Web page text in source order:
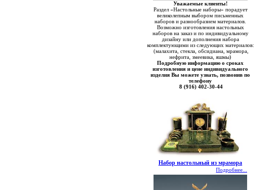
Уважаемые клиенты!
Раздел «Настольные наборы» порадует
великолепным выбором письменных
наборов и разнообразием материалов.
Возможно изготовления настольных
наборов на заказ и по индивидуальному
дизайну или дополнения набора
комплектующими из следующих материалов:
(малахита, стекла, обсидиана, мрамора,
нефрита, змеевика, яшмы)
Подробную информацию о сроках
изготовления и цене индивидуального
изделия Вы можете узнать, позвонив по
телефону
8 (916) 402-30-44
Набор настольный из мрамора
Подробнее...